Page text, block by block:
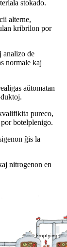
stokado.
alterne,
kribrilon por
analizo de
normale kaj
aŭtomatan
pureco,
botelplenigo.
ĝis la
nitrogenon en